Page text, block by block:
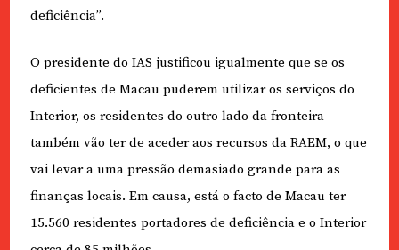
deficiência”.
O presidente do IAS justificou igualmente que se os
deficientes de Macau puderem utilizar os serviços do
Interior, os residentes do outro lado da fronteira
também vão ter de aceder aos recursos da RAEM, o que
vai levar a uma pressão demasiado grande para as
finanças locais. Em causa, está o facto de Macau ter
15.560 residentes portadores de deficiência e o Interior